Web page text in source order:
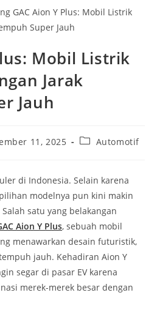
Mobil Listrik
Jarak
Jauh
11, 2025
PostAutomotif
di Indonesia. Selain karena
modelnya pun kini makin
satu yang belakangan
Aion Y Plus, sebuah mobil
menawarkan desain futuristik,
jauh. Kehadiran Aion Y
segar di pasar EV karena
merek-merek besar dengan